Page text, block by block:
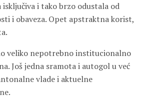
i tako brzo odustala od
i obaveza. Opet apstraktna korist,
veliko nepotrebno institucionalno
Još jedna sramota i autogol u već
vlade i aktuelne